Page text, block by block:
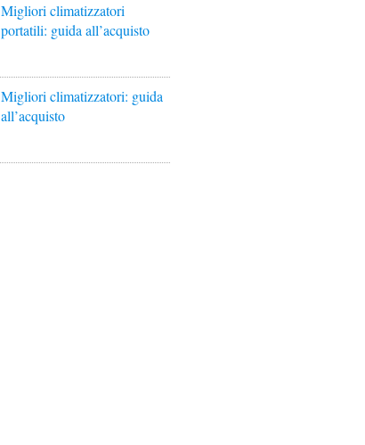
Migliori climatizzatori
portatili: guida all’acquisto
Migliori climatizzatori: guida
all’acquisto